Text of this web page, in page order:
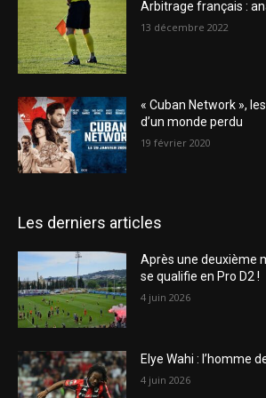
Arbitrage français :
13 décembre 2022
« Cuban Network »,
d’un monde perdu
19 février 2020
Les derniers articles
Après une deuxième
se qualifie en Pro D2 !
4 juin 2026
Elye Wahi : l’homme
4 juin 2026